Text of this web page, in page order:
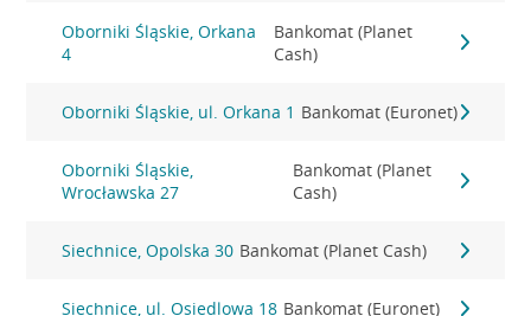
Oborniki Śląskie, Orkana
4
Bankomat (Planet
Cash)
Oborniki Śląskie, ul. Orkana 1 Bankomat (Euronet)
Oborniki Śląskie,
Wrocławska 27
Bankomat (Planet
Cash)
Siechnice, Opolska 30 Bankomat (Planet Cash)
Siechnice, ul. Osiedlowa 18 Bankomat (Euronet)